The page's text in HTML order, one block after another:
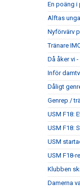
En poäng i
Alftas
Nyförvärv
Tränare
Då åker vi -
Inför
Dåligt
Genrep /
USM F18:
USM F18:
USM
USM F18-
Klubben
Damerna